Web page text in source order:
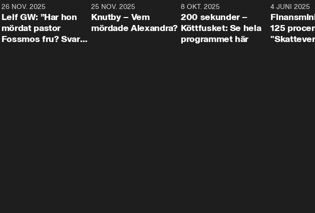
26 NOV. 2025
Leif GW: ”Har hon
mördat pastor
Fossmos fru? Svar
31:05
25 NOV. 2025
Knutby – Vem
mördade Alexandra?
4:29
8 OKT. 2025
200 sekunder –
Köttfusket: Se hela
programmet här
4 JUNI 2025
125